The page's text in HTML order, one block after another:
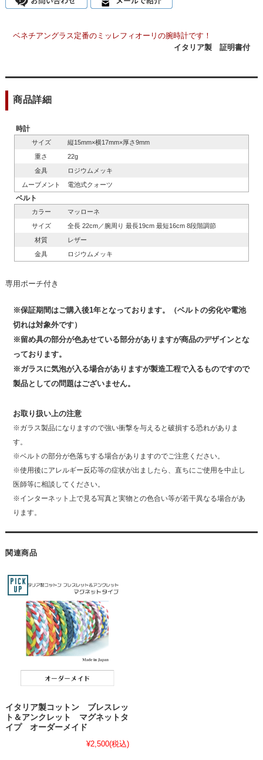
ベネチアングラス定番のミッレフィオーリの腕時計です！
イタリア製 証明書付
商品詳細
時計
サイズ
縦15mm×横17mm×厚さ9mm
重さ
22g
金具
ロジウムメッキ
ムーブメント
電池式クォーツ
ベルト
カラー
マッローネ
サイズ
全長 22cm／腕周り 最長19cm 最短16cm 8段階調節
材質
レザー
金具
ロジウムメッキ
専用ポーチ付き
※保証期間はご購入後1年となっております。（ベルトの劣化や電池
切れは対象外です）
※留め具の部分が色あせている部分がありますが商品のデザインとな
っております。
※ガラスに気泡が入る場合がありますが製造工程で入るものですので
製品としての問題はございません。
お取り扱い上の注意
※ガラス製品になりますので強い衝撃を与えると破損する恐れがありま
す。
※ベルトの部分が色落ちする場合がありますのでご注意ください。
※使用後にアレルギー反応等の症状が出ましたら、直ちにご使用を中止し
医師等に相談してください。
※インターネット上で見る写真と実物との色合い等が若干異なる場合があ
ります。
関連商品
イタリア製コットン ブレスレッ
ト＆アンクレット マグネットタ
イプ オーダーメイド
¥2,500(税込)